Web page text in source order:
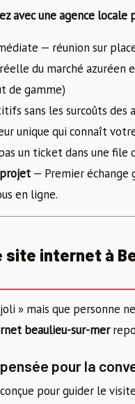
avec une agence
— réunion sur
réelle du marché
de gamme)
sans les surcoûts des
unique qui connaît
un ticket dans une file
— Premier échange
en ligne.
site internet à
» mais que personne
beaulieu-sur-mer
pour la
pour guider le